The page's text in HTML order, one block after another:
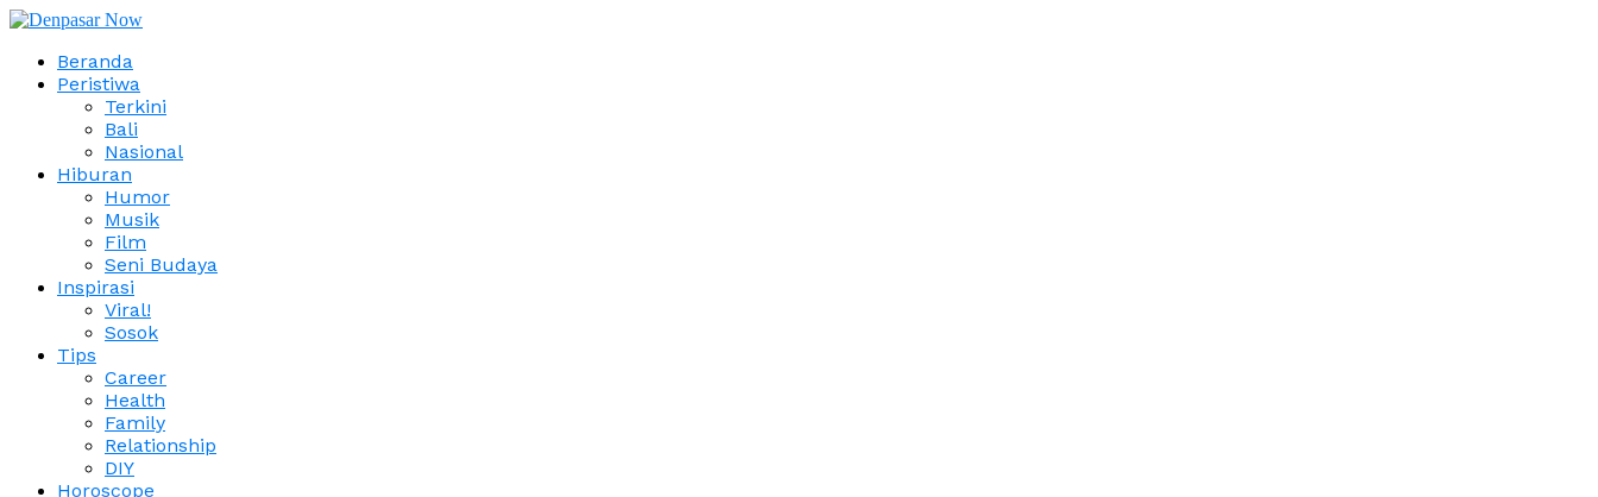
Beranda
Peristiwa
Terkini
Bali
Nasional
Hiburan
Humor
Musik
Film
Seni Budaya
Inspirasi
Viral!
Sosok
Tips
Career
Health
Family
Relationship
DIY
Horoscope